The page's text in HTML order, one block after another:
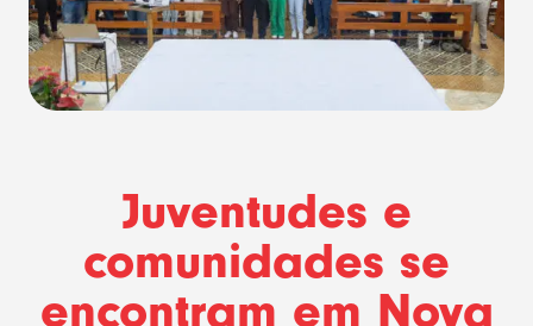
Juventudes e
comunidades se
encontram em Nova